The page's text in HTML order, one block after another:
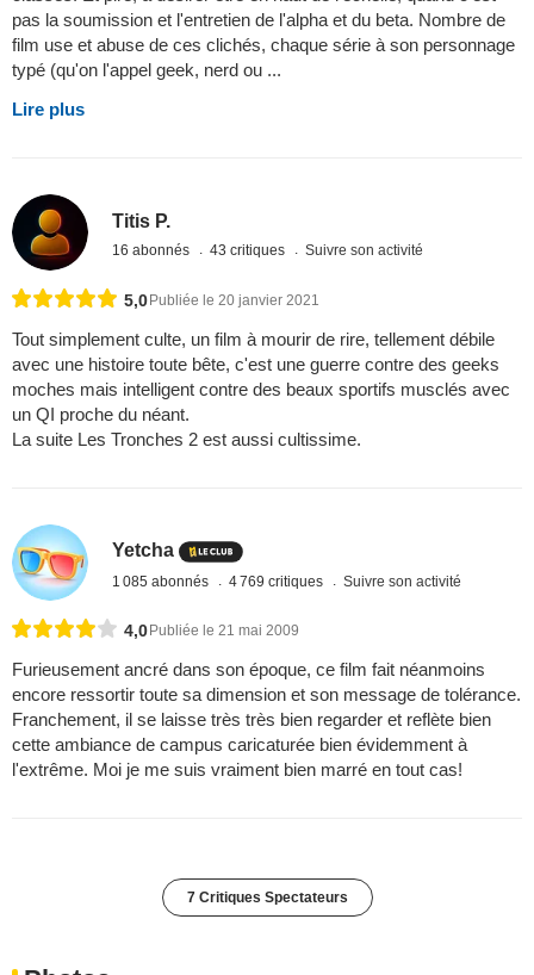
pas la soumission et l'entretien de l'alpha et du beta. Nombre de
film use et abuse de ces clichés, chaque série à son personnage
typé (qu'on l'appel geek, nerd ou ...
Lire plus
Titis P.
16 abonnés 43 critiques Suivre son activité
5,0Publiée le 20 janvier 2021
Tout simplement culte, un film à mourir de rire, tellement débile
avec une histoire toute bête, c'est une guerre contre des geeks
moches mais intelligent contre des beaux sportifs musclés avec
un QI proche du néant.
La suite Les Tronches 2 est aussi cultissime.
Yetcha
1 085 abonnés 4 769 critiques Suivre son activité
4,0 Publiée le 21 mai 2009
Furieusement ancré dans son époque, ce film fait néanmoins
encore ressortir toute sa dimension et son message de tolérance.
Franchement, il se laisse très très bien regarder et reflète bien
cette ambiance de campus caricaturée bien évidemment à
l'extrême. Moi je me suis vraiment bien marré en tout cas!
7 Critiques Spectateurs